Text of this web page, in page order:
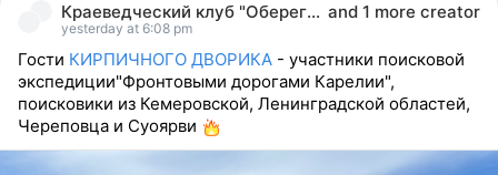
reacted
Краеведческий клуб "Оберег". Карелия. and 1 more creator
yesterday at 6:08 pm
Гости КИРПИЧНОГО ДВОРИКА - участники поисковой
экспедиции"Фронтовыми дорогами Карелии",
поисковики из Кемеровской, Ленинградской областей,
Череповца и Суоярви